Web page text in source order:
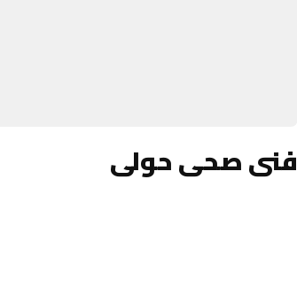
فنى صحى حولى